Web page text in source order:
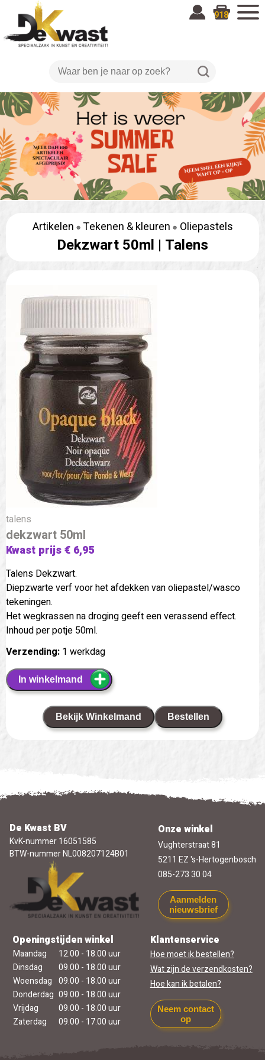
918
Artikelen Tekenen & kleuren Oliepastels
Dekzwart 50ml | Talens
talens
dekzwart 50ml
Kwast prijs € 6,95
Talens Dekzwart.
Diepzwarte verf voor het afdekken van oliepastel/wasco
tekeningen.
Het wegkrassen na droging geeft een verassend effect.
Inhoud per potje 50ml.
Verzending: 1 werkdag
In winkelmand
Bekijk Winkelmand Bestellen
De Kwast BV
KvK-nummer 16051585
BTW-nummer NL008207124B01
Onze winkel
Vughterstraat 81
5211 EZ 's-Hertogenbosch
085-273 30 04
Aanmelden
nieuwsbrief
Openingstijden winkel
Maandag
12.00 - 18.00 uur
Dinsdag
09.00 - 18.00 uur
Woensdag 09.00 - 18.00 uur
Donderdag 09.00 - 18.00 uur
Vrijdag
09.00 - 18.00 uur
Zaterdag
09.00 - 17.00 uur
Klantenservice
Hoe moet ik bestellen?
Wat zijn de verzendkosten?
Hoe kan ik betalen?
Neem contact
op